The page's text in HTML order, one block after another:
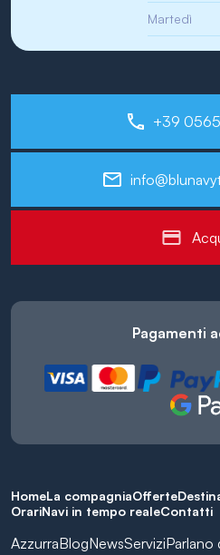
Martedì
+39
Pagamenti
HomeLa compagniaOfferte
OrariNavi in tempo realeContatti
AzzurraBlogNewsServiziParlano